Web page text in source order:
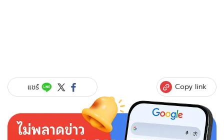
แชร์ Copy link